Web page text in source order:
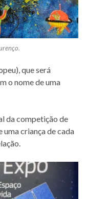
que será
o nome de uma
da competição de
uma criança de cada